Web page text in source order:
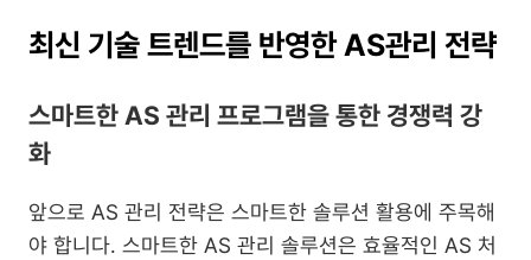
최신 기술 트렌드를 반영한 AS관리 전략
스마트한 AS 관리 프로그램을 통한 경쟁력 강
화
앞으로 AS 관리 전략은 스마트한 솔루션 활용에 주목해
야 합니다. 스마트한 AS 관리 솔루션은 효율적인 AS 처